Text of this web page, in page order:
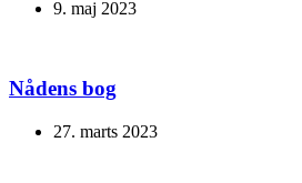
9. maj 2023
Nådens bog
27. marts 2023